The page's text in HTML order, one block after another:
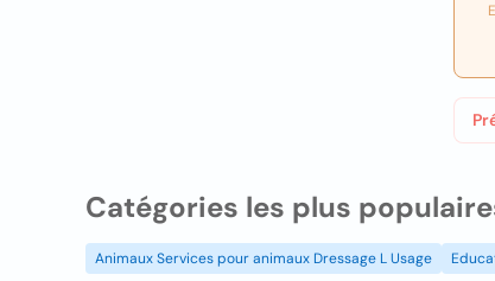
Catégories les plus
Animaux Services pour animaux Dressage L Usage